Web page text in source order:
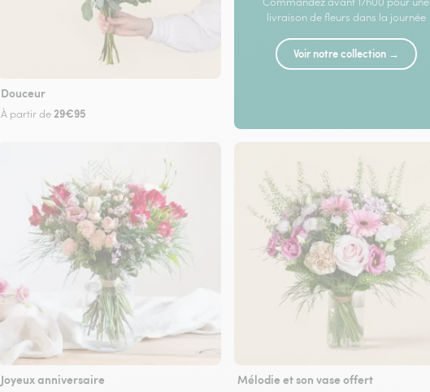
Douceur
À partir de 29€95
livraison de fleurs dans la journée
Voir notre collection →
Joyeux anniversaire Mélodie et son vase offert